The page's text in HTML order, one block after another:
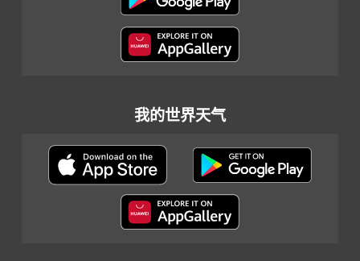
我的世界天气